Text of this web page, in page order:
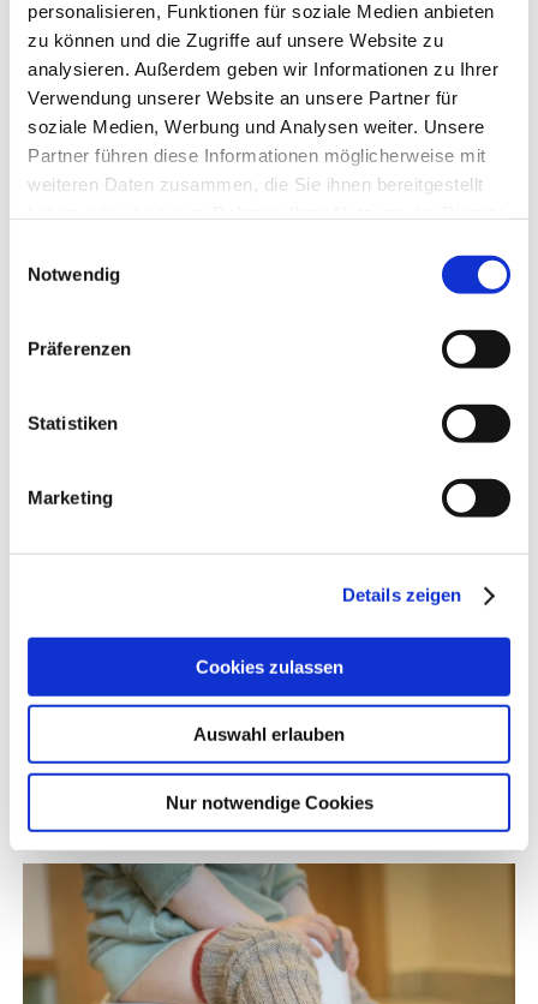
personalisieren, Funktionen für soziale Medien anbieten
zu können und die Zugriffe auf unsere Website zu
analysieren. Außerdem geben wir Informationen zu Ihrer
Verwendung unserer Website an unsere Partner für
soziale Medien, Werbung und Analysen weiter. Unsere
Partner führen diese Informationen möglicherweise mit
weiteren Daten zusammen, die Sie ihnen bereitgestellt
Notwendig
Präferenzen
Statistiken
Marketing
Details zeigen
Cookies zulassen
Auswahl erlauben
Nur notwendige Cookies
Die aktuellen Anmeldebedingungen (AGB)
und Gebüren entnehmen Sie Bitte auf der
Homepage von Windelfrei.
Die Anmeldung für den
Windelfreikurs erfolgt über die Homepage
von Windelfrei. Nach der erfolgreichen
Anmeldung erhalten Sie eine
Anmeldebestätigung per Mail. Sollten Sie
diese Anmeldebestätigung nicht erhalten,
überprüfen Sie ihren Spamordner oder
mamicoach@leonina-frei-geborgen.com
Abmeldung und Stornierungsregelung
finden Sie in der Homepage von Janina Pohle,
59€ pro Person, 88€ pro Paar